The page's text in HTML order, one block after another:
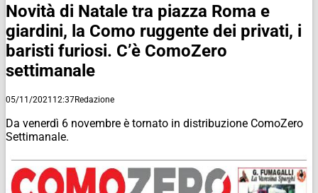
Novità di Natale tra piazza Roma e
giardini, la Como ruggente dei privati, i
baristi furiosi. C’è ComoZero
settimanale
05/11/2021 12:37Redazione
Da venerdì 6 novembre è tornato in distribuzione ComoZero
Settimanale.